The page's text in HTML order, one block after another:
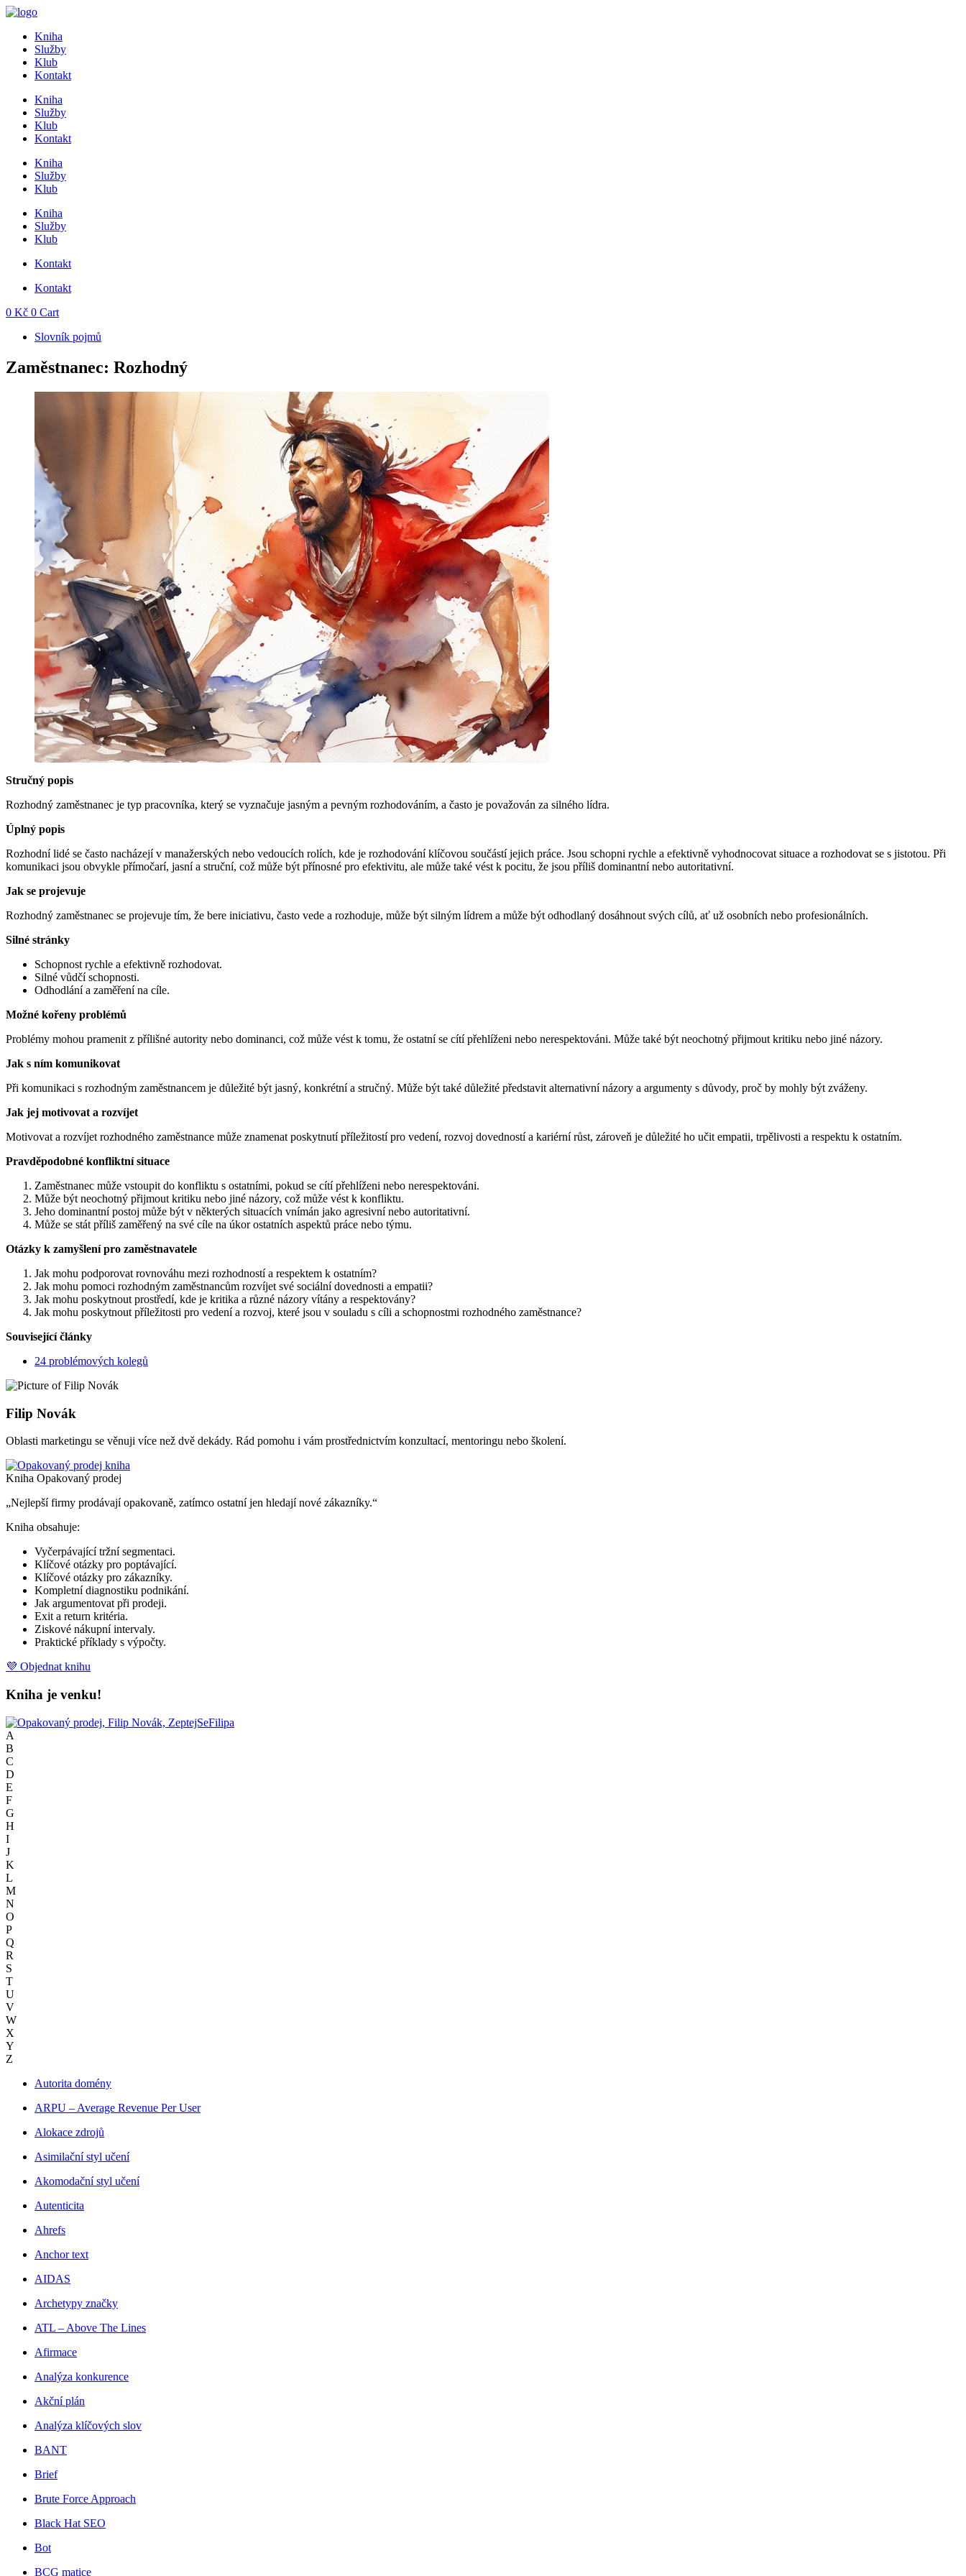
Přejít
obsahuKniha
Služby
Klub
Kontakt
Kniha
Služby
Klub
Kontakt
Kniha
Služby
Klub
Kniha
Služby
Klub
Kontakt
Kontakt
0 Kč 0 Cart
Slovník pojmů
Zaměstnanec: Rozhodný
Stručný popis
Rozhodný zaměstnanec je typ pracovníka, který se vyznačuje jasným a pevným rozhodováním, a často je považován za silného lídra.
Úplný popis
Rozhodní lidé se často nacházejí v manažerských nebo vedoucích rolích, kde je rozhodování klíčovou součástí jejich práce. Jsou schopni rychle a efektivně vyhodnocovat situace a rozhodovat se s jistotou. Při
komunikaci jsou obvykle přímočarí, jasní a struční, což může být přínosné pro efektivitu, ale může také vést k pocitu, že jsou příliš dominantní nebo autoritativní.
Jak se projevuje
Rozhodný zaměstnanec se projevuje tím, že bere iniciativu, často vede a rozhoduje, může být silným lídrem a může být odhodlaný dosáhnout svých cílů, ať už osobních nebo profesionálních.
Silné stránky
Schopnost rychle a efektivně rozhodovat.
Silné vůdčí schopnosti.
Odhodlání a zaměření na cíle.
Možné kořeny problémů
Problémy mohou pramenit z přílišné autority nebo dominanci, což může vést k tomu, že ostatní se cítí přehlíženi nebo nerespektováni. Může také být neochotný přijmout kritiku nebo jiné názory.
Jak s ním komunikovat
Při komunikaci s rozhodným zaměstnancem je důležité být jasný, konkrétní a stručný. Může být také důležité představit alternativní názory a argumenty s důvody, proč by mohly být zváženy.
Jak jej motivovat a rozvíjet
Motivovat a rozvíjet rozhodného zaměstnance může znamenat poskytnutí příležitostí pro vedení, rozvoj dovedností a kariérní růst, zároveň je důležité ho učit empatii, trpělivosti a respektu k ostatním.
Pravděpodobné konfliktní situace
Zaměstnanec může vstoupit do konfliktu s ostatními, pokud se cítí přehlíženi nebo nerespektováni.
Může být neochotný přijmout kritiku nebo jiné názory, což může vést k konfliktu.
Jeho dominantní postoj může být v některých situacích vnímán jako agresivní nebo autoritativní.
Může se stát příliš zaměřený na své cíle na úkor ostatních aspektů práce nebo týmu.
Otázky k zamyšlení pro zaměstnavatele
Jak mohu podporovat rovnováhu mezi rozhodností a respektem k ostatním?
Jak mohu pomoci rozhodným zaměstnancům rozvíjet své sociální dovednosti a empatii?
Jak mohu poskytnout prostředí, kde je kritika a různé názory vítány a respektovány?
Jak mohu poskytnout příležitosti pro vedení a rozvoj, které jsou v souladu s cíli a schopnostmi rozhodného zaměstnance?
Související články
24 problémových kolegů
Filip Novák
Oblasti marketingu se věnuji více než dvě dekády. Rád pomohu i vám prostřednictvím konzultací, mentoringu nebo školení.
Kniha Opakovaný prodej
„Nejlepší firmy prodávají opakovaně, zatímco ostatní jen hledají nové zákazníky.“
Kniha obsahuje:
Vyčerpávající tržní segmentaci.
Klíčové otázky pro poptávající.
Klíčové otázky pro zákazníky.
Kompletní diagnostiku podnikání.
Jak argumentovat při prodeji.
Exit a return kritéria.
Ziskové nákupní intervaly.
Praktické příklady s výpočty.
💜 Objednat knihu
Kniha je venku!
A
B
C
D
E
F
G
H
I
J
K
L
M
N
O
P
Q
R
S
T
U
V
W
X
Y
Z
Autorita domény
ARPU – Average Revenue Per User
Alokace zdrojů
Asimilační styl učení
Akomodační styl učení
Autenticita
Ahrefs
Anchor text
AIDAS
Archetypy značky
ATL – Above The Lines
Afirmace
Analýza konkurence
Akční plán
Analýza klíčových slov
BANT
Brief
Brute Force Approach
Black Hat SEO
Bot
BCG matice